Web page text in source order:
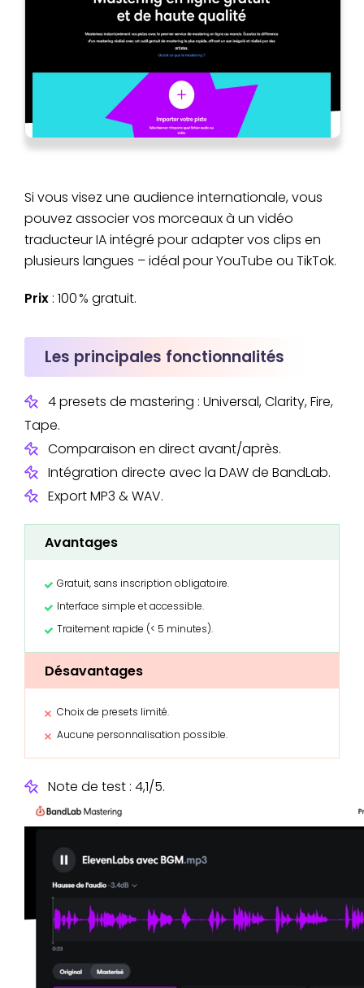
Si vous visez une audience internationale, vous
pouvez associer vos morceaux à un vidéo
traducteur IA intégré pour adapter vos clips en
plusieurs langues – idéal pour YouTube ou TikTok.
Prix : 100 % gratuit.
Les principales fonctionnalités
4 presets de mastering : Universal, Clarity, Fire,
Tape.
Comparaison en direct avant/après.
Intégration directe avec la DAW de BandLab.
Export MP3 & WAV.
Avantages
Gratuit, sans inscription obligatoire.
Interface simple et accessible.
Traitement rapide (< 5 minutes).
Désavantages
Choix de presets limité.
Aucune personnalisation possible.
Note de test : 4,1/5.